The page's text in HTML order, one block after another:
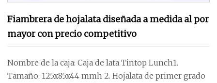
Fiambrera de hojalata diseñada a medida al por
mayor con precio competitivo
Nombre de la caja: Caja de lata Tintop Lunch1.
Tamaño: 125x85x44 mmh 2. Hojalata de primer grado